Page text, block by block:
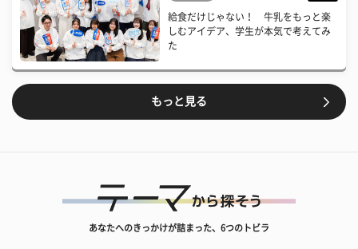
給食だけじゃない！ 牛乳をもっと楽
しむアイデア、学生が本気で考えてみ
た
もっと見る
あなたへのきっかけが詰まった、6つのトビラ